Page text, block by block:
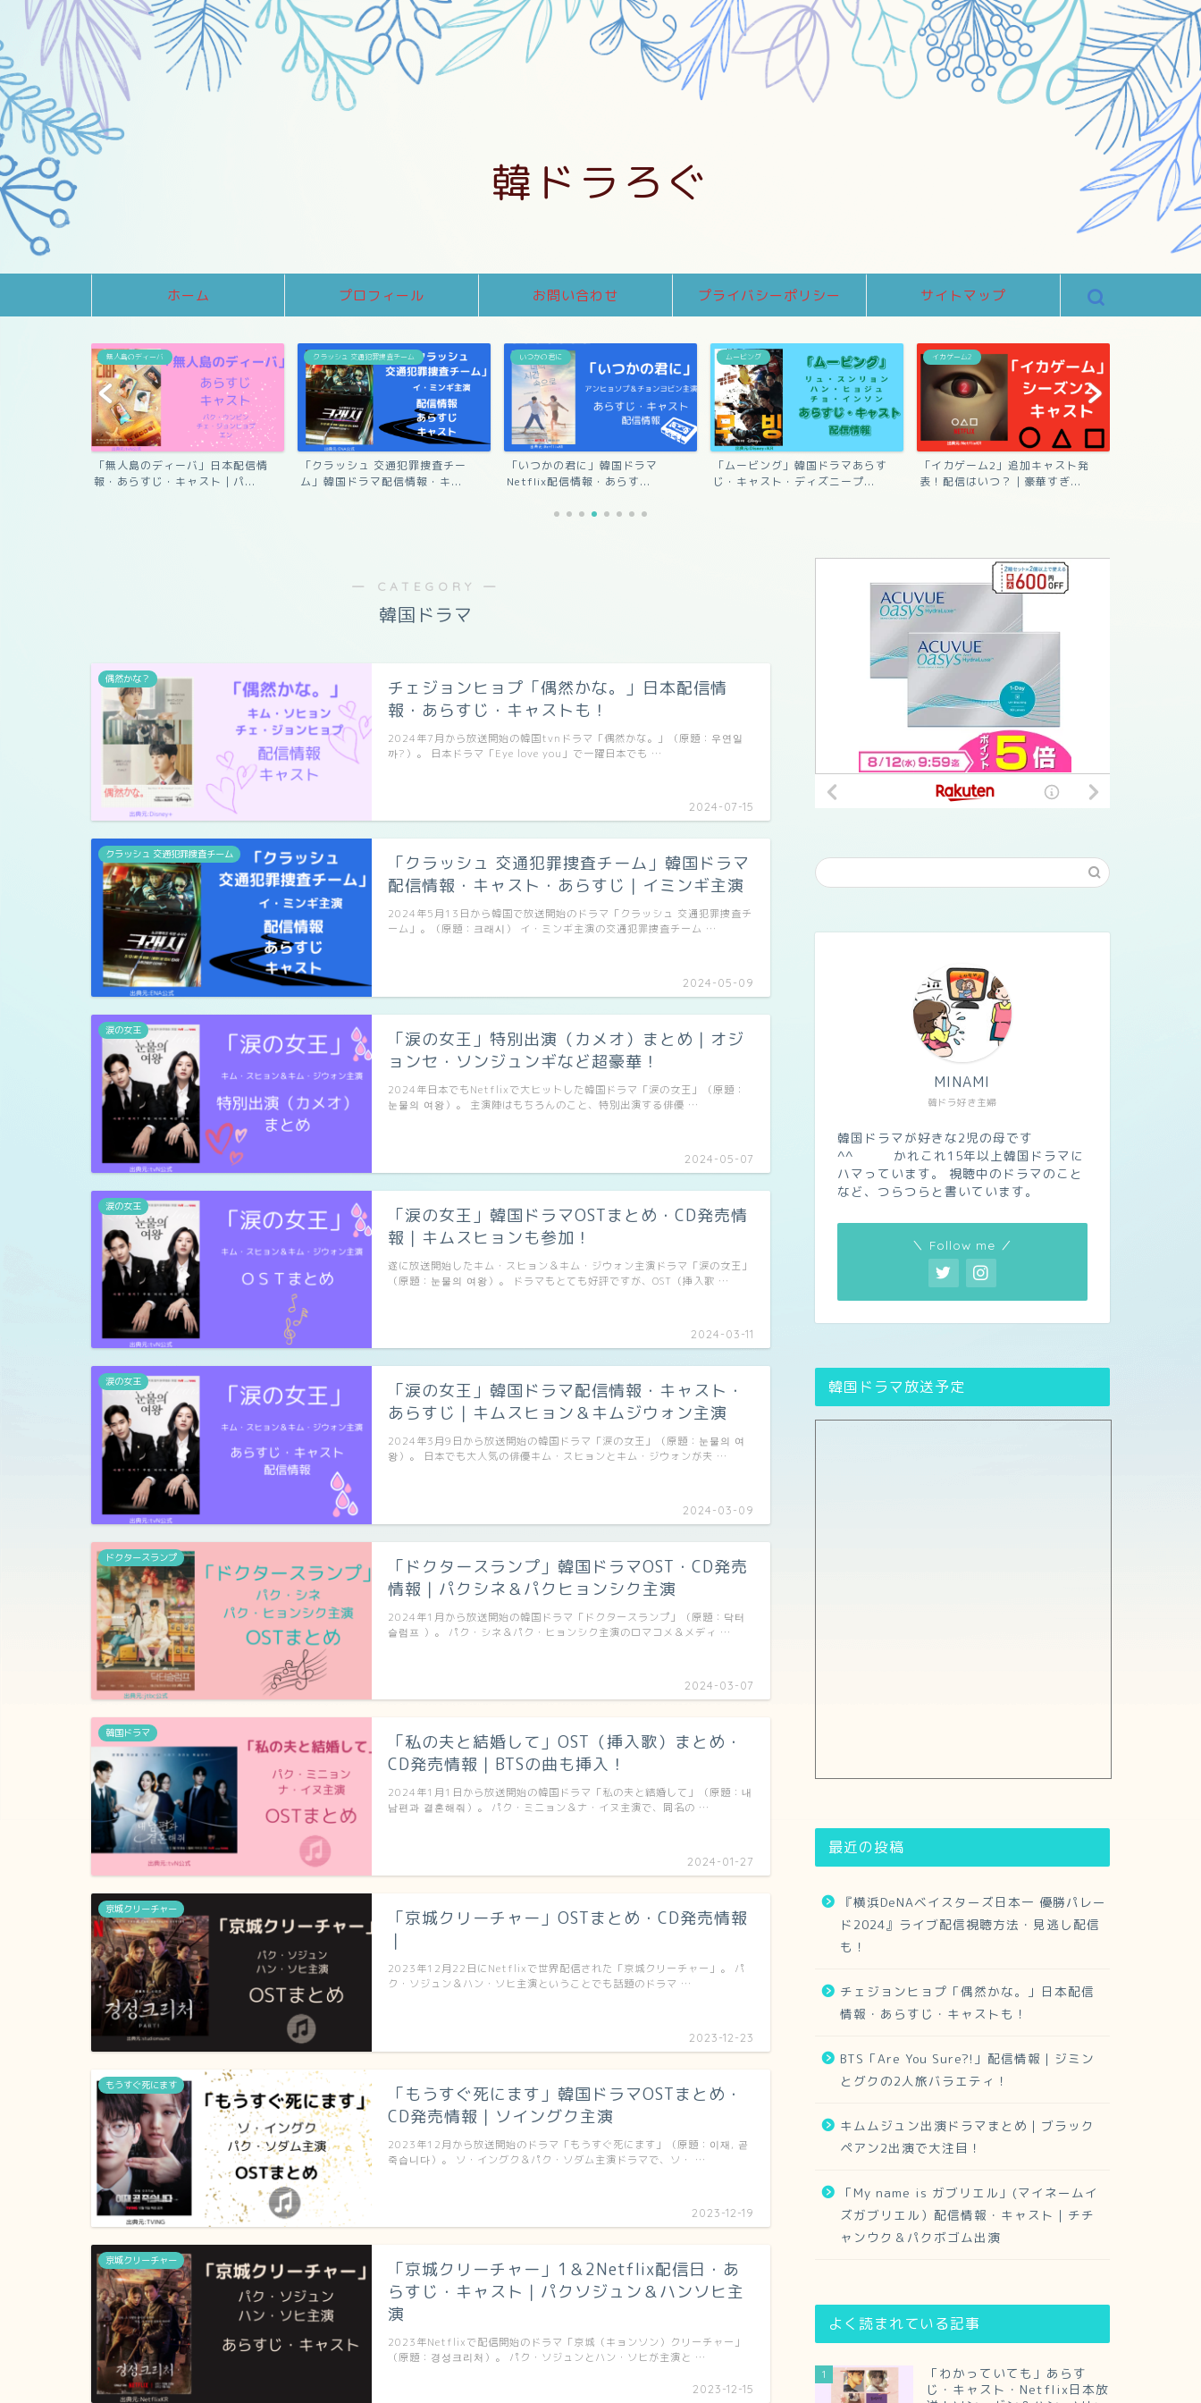
韓ドラろぐ
ホーム プロフィール お問い合わせ プライバシーポリシー サイトマップ
無人島のディーバ
「無人島のディーバ」日本配信情
報・あらすじ・キャスト｜パ...
クラッシュ 交通犯罪捜査チーム
「クラッシュ 交通犯罪捜査チー
ム」韓国ドラマ配信情報・キ...
いつかの君に
「いつかの君に」韓国ドラマ
Netflix配信情報・あらす...
ムービング
「ムービング」韓国ドラマあらす
じ・キャスト・ディズニープ...
イカゲーム2
「イカゲーム2」追加キャスト発
表！配信はいつ？｜豪華すぎ...
― CATEGORY ―
韓国ドラマ
偶然かな？
チェジョンヒョプ「偶然かな。」日本配信情
報・あらすじ・キャストも！
2024-07-15
2024年7月から放送開始の韓国tvnドラマ「偶然かな。」（原題：우연일
까?）。 日本ドラマ「Eye love you」で一躍日本でも …
クラッシュ 交通犯罪捜査チーム
「クラッシュ 交通犯罪捜査チーム」韓国ドラマ
配信情報・キャスト・あらすじ｜イミンギ主演
2024-05-09
2024年5月13日から韓国で放送開始のドラマ「クラッシュ 交通犯罪捜査チ
ーム」。（原題：크래시） イ・ミンギ主演の交通犯罪捜査チーム …
涙の女王
「涙の女王」特別出演（カメオ）まとめ｜オジ
ョンセ・ソンジュンギなど超豪華！
2024-05-07
2024年日本でもNetflixで大ヒットした韓国ドラマ「涙の女王」（原題：
눈물의 여왕）。 主演陣はもちろんのこと、特別出演する俳優 …
涙の女王
「涙の女王」韓国ドラマOSTまとめ・CD発売情
報｜キムスヒョンも参加！
2024-03-11
遂に放送開始したキム・スヒョン＆キム・ジウォン主演ドラマ「涙の女王」
（原題：눈물의 여왕）。 ドラマもとても好評ですが、OST（挿入歌 …
涙の女王
「涙の女王」韓国ドラマ配信情報・キャスト・
あらすじ｜キムスヒョン＆キムジウォン主演
2024-03-09
2024年3月9日から放送開始の韓国ドラマ「涙の女王」（原題：눈물의 여
왕）。 日本でも大人気の俳優キム・スヒョンとキム・ジウォンが夫 …
ドクタースランプ
「ドクタースランプ」韓国ドラマOST・CD発売
情報｜パクシネ＆パクヒョンシク主演
2024-03-07
2024年1月から放送開始の韓国ドラマ「ドクタースランプ」（原題：닥터
슬럼프 ）。 パク・シネ＆パク・ヒョンシク主演のロマコメ＆メディ …
韓国ドラマ
「私の夫と結婚して」OST（挿入歌）まとめ・
CD発売情報｜BTSの曲も挿入！
2024-01-27
2024年1月1日から放送開始の韓国ドラマ「私の夫と結婚して」（原題：내
남편과 결혼해줘）。 パク・ミニョン＆ナ・イヌ主演で、同名の …
京城クリーチャー
「京城クリーチャー」OSTまとめ・CD発売情報
｜
2023-12-23
2023年12月22日にNetflixで世界配信された「京城クリーチャー」。 パ
ク・ソジュン＆ハン・ソヒ主演ということでも話題のドラマ …
もうすぐ死にます
「もうすぐ死にます」韓国ドラマOSTまとめ・
CD発売情報｜ソイングク主演
2023-12-19
2023年12月から放送開始のドラマ「もうすぐ死にます」（原題：이재, 곧
죽습니다）。 ソ・イングク＆パク・ソダム主演ドラマで、ソ・ …
京城クリーチャー
「京城クリーチャー」1＆2Netflix配信日・あ
らすじ・キャスト｜パクソジュン＆ハンソヒ主
演
2023-12-15
2023年Netflixで配信開始のドラマ「京城（キョンソン）クリーチャー」
（原題：경성크리처）。 パク・ソジュンとハン・ソヒが主演と …
韓ドラ好き主婦
MINAMI
韓国ドラマが好きな2児の母です
^^ かれこれ15年以上韓国ドラマに
ハマっています。 視聴中のドラマのこと
など、つらつらと書いています。
＼ Follow me ／
韓国ドラマ放送予定
最近の投稿
『横浜DeNAベイスターズ日本一 優勝パレー
ド2024』ライブ配信視聴方法・見逃し配信
も！
チェジョンヒョプ「偶然かな。」日本配信
情報・あらすじ・キャストも！
BTS「Are You Sure?!」配信情報｜ジミン
とグクの2人旅バラエティ！
キムムジュン出演ドラマまとめ｜ブラック
ペアン2出演で大注目！
「My name is ガブリエル」(マイネームイ
ズガブリエル）配信情報・キャスト｜チチ
ャンウク＆パクボゴム出演
よく読まれている記事
1
「わかっていても」あらす
じ・キャスト・Netflix日本放